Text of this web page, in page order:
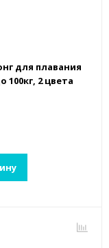
для плавания
100кг, 2 цвета